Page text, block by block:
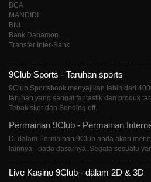
BCA
MANDIRI
BNI
Bank Danamon
Transfer Inter-Bank
9Club Sports - Taruhan sports
9Club Sportsbook menyajikan lebih dari
taruhan yang sangat fantastik dan produk
Tebak skor dan Sending off.
Permainan 9Club - Permainan
Di dalam Permainan 9Club anda akan
lainnya - pada dasarnya. Segala sesuatu
Live Kasino 9Club - dalam 2D & 3D